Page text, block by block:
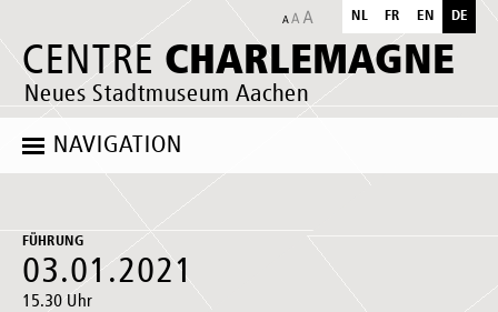
CENTRE CHARLEMAGNE
Neues Stadtmuseum Aachen
NL FR EN DE
NAVIGATION
FÜHRUNG
03.01.2021
15.30 Uhr